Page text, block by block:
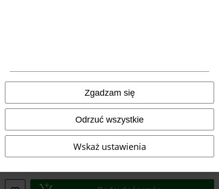
Zgadzam się
Odrzuć wszystkie
Wskaż ustawienia
Wszystkie ceny zawierają podatek VAT. Nie zawierająkosztów
© 1986-2026 E.M.P. Merchandising HGmbH
Sklepy internetowe EMP
EMP International